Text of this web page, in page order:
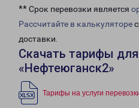
** Срок перевозки является
Рассчитайте в калькуляторе
доставки.
Скачать тарифы
«Нефтеюганск2»
Тарифы на услуги